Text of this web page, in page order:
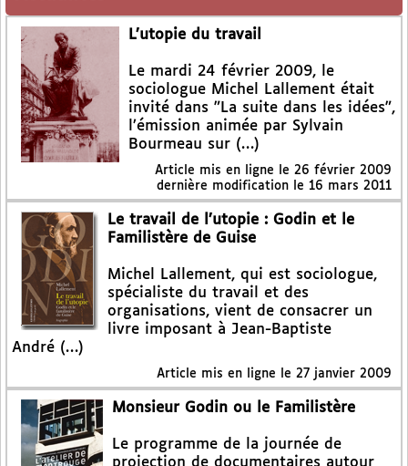
L’utopie du travail
Le mardi 24 février 2009, le
sociologue Michel Lallement était
invité dans "La suite dans les idées",
l’émission animée par Sylvain
Bourmeau sur (…)
Article mis en ligne le 26 février 2009
dernière modification le 16 mars 2011
Le travail de l’utopie : Godin et le
Familistère de Guise
Michel Lallement, qui est sociologue,
spécialiste du travail et des
organisations, vient de consacrer un
livre imposant à Jean-Baptiste
André (…)
Article mis en ligne le 27 janvier 2009
Monsieur Godin ou le Familistère
Le programme de la journée de
projection de documentaires autour